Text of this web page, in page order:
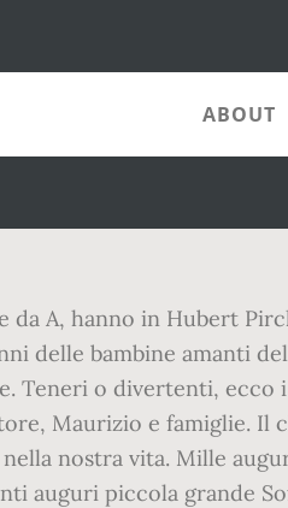
ABOUT
da A, hanno in Hubert
delle bambine amanti
Teneri o divertenti, ecco
Maurizio e famiglie. Il
nostra vita. Mille
auguri piccola grande